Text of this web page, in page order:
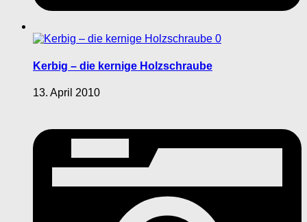
0
Kerbig – die kernige Holzschraube
13. April 2010